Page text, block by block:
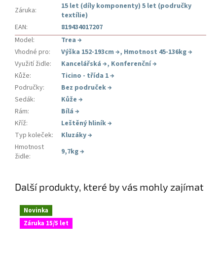
Záruka:
15 let (díly komponenty) 5 let (područky
textílie)
EAN:
819434017207
Model: Trea →
Vhodné pro: Výška 152-193cm →, Hmotnost 45-136kg→
Využití židle: Kancelářská →, Konferenční→
Kůže: Ticino - třída 1→
Područky: Bez područek→
Sedák: Kůže →
Rám: Bílá →
Kříž: Leštěný hliník→
Typ koleček: Kluzáky→
Hmotnost
židle: 9,7kg→
Další produkty, které by vás mohly zajímat
Novinka
Záruka 15/5 let